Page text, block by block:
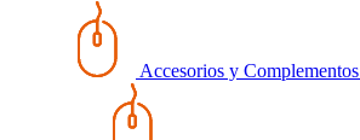
Accesorios y Complementos